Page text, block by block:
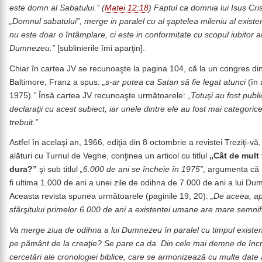
este domn al Sabatului.” (Matei 12:18) Faptul ca domnia lui Isus
„Domnul sabatului”, merge in paralel cu al şaptelea mileniu al
nu este doar o întâmplare, ci este in conformitate cu scopul iubitor
Dumnezeu.” [sublinierile îmi aparţin].
Chiar în cartea JV se recunoaşte la pagina 104, că la un congres
Baltimore, Franz a spus:
„s-ar putea ca Satan să fie legat atunci(în
1975) .” Însă cartea JV recunoaşte următoarele:
„Totuşi au fost
declaraţii cu acest subiect, iar unele dintre ele au fost mai
trebuit.”
Astfel în acelaşi an, 1966, ediţia din 8 octombrie a revistei Treziţi-
alături cu Turnul de Veghe, conţinea un articol cu titlul „Cât de mult
dura?” şi sub titlul „6.000 de ani se încheie în 1975”, argumenta că
fi ultima 1.000 de ani a unei zile de odihna de 7.000 de ani a lui
Aceasta revista spunea următoarele (paginile 19, 20): „De aceea,
sfârşitului primelor 6.000 de ani a existentei umane are mare
Va merge ziua de odihna a lui Dumnezeu în paralel cu timpul
pe pământ de la creaţie? Se pare ca da . Din cele mai demne de
cercetări ale cronologiei biblice, care se armonizează cu multe date